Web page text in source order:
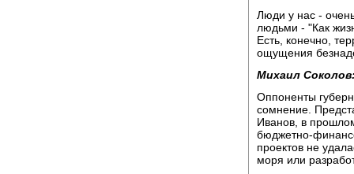
Люди у нас -
людьми - "Как
Есть, конечно,
ощущения
Михаил
Оппоненты
сомнение.
Иванов, в
бюджетно-
проектов не
моря или